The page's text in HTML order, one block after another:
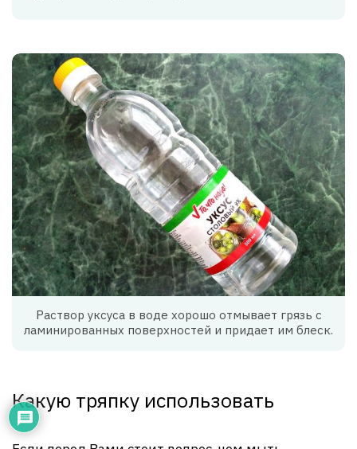
Раствор уксуса в воде хорошо отмывает грязь с
ламинированных поверхностей и придает им блеск.
Какую тряпку использовать